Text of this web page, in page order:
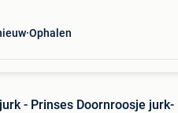
Ophalen
- Prinses Doornroosje jurk-